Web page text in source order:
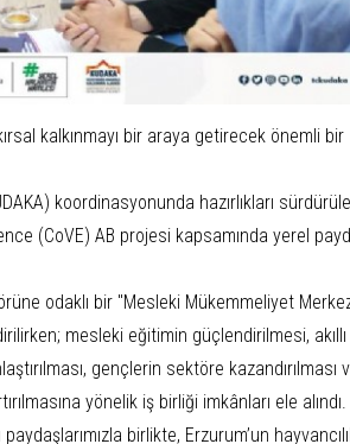
kalkınmayı bir araya getirecek önemli bir
koordinasyonunda hazırlıkları
(CoVE) AB projesi kapsamında yerel
odaklı bir "Mesleki Mükemmeliyet
mesleki eğitimin güçlendirilmesi, akıllı
gençlerin sektöre kazandırılması
yönelik iş birliği imkânları ele alındı.
birlikte, Erzurum’un